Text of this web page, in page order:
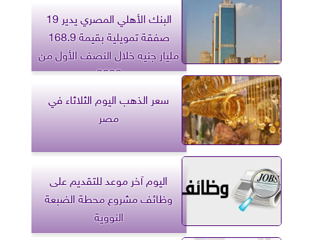
البنك الأهلي المصري يدير 19
صفقة تمويلية بقيمة 168.9
مليار جنيه خلال النصف الأول من
2026
سعر الذهب اليوم الثلاثاء في
مصر
اليوم آخر موعد للتقديم على
وظائف مشروع محطة الضبعة
النووية